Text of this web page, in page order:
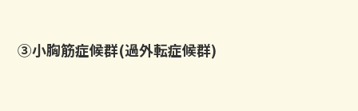
③小胸筋症候群(過外転症候群)